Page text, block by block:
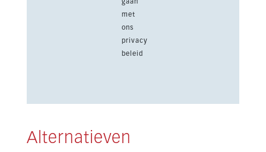
met
ons
privacy
beleid
Alternatieven